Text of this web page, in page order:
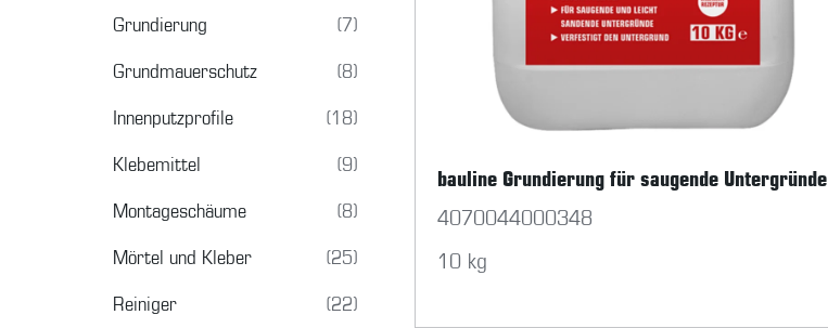
Grundierung (7)
Grundmauerschutz (8)
Innenputzprofile (18)
Klebemittel (9)
Montageschäume (8)
Mörtel und Kleber (25)
Reiniger (22)
bauline Grundierung für saugende Untergründe
4070044000348
10 kg